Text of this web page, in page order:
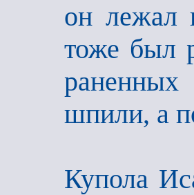
он лежал
тоже был
раненных
шпили, а
Купола